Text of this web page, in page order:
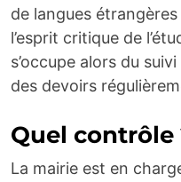
de langues
l’esprit critique de
s’occupe alors du
des devoirs
Quel contrôle
La mairie est en